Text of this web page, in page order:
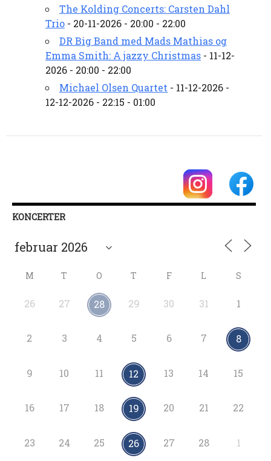
The Kolding Concerts: Carsten Dahl
Trio - 20-11-2026 - 20:00 - 22:00
DR Big Band med Mads Mathias og
Emma Smith: A jazzy Christmas - 11-12-
2026 - 20:00 - 22:00
Michael Olsen Quartet - 11-12-2026 -
12-12-2026 - 22:15 - 01:00
KONCERTER
M T O T F L S
26 27 28 29 30 31 1
2 3 4 5 6 7 8
9 10 11 12 13 14 15
16 17 18 19 20 21 22
23 24 25 26 27 28 1